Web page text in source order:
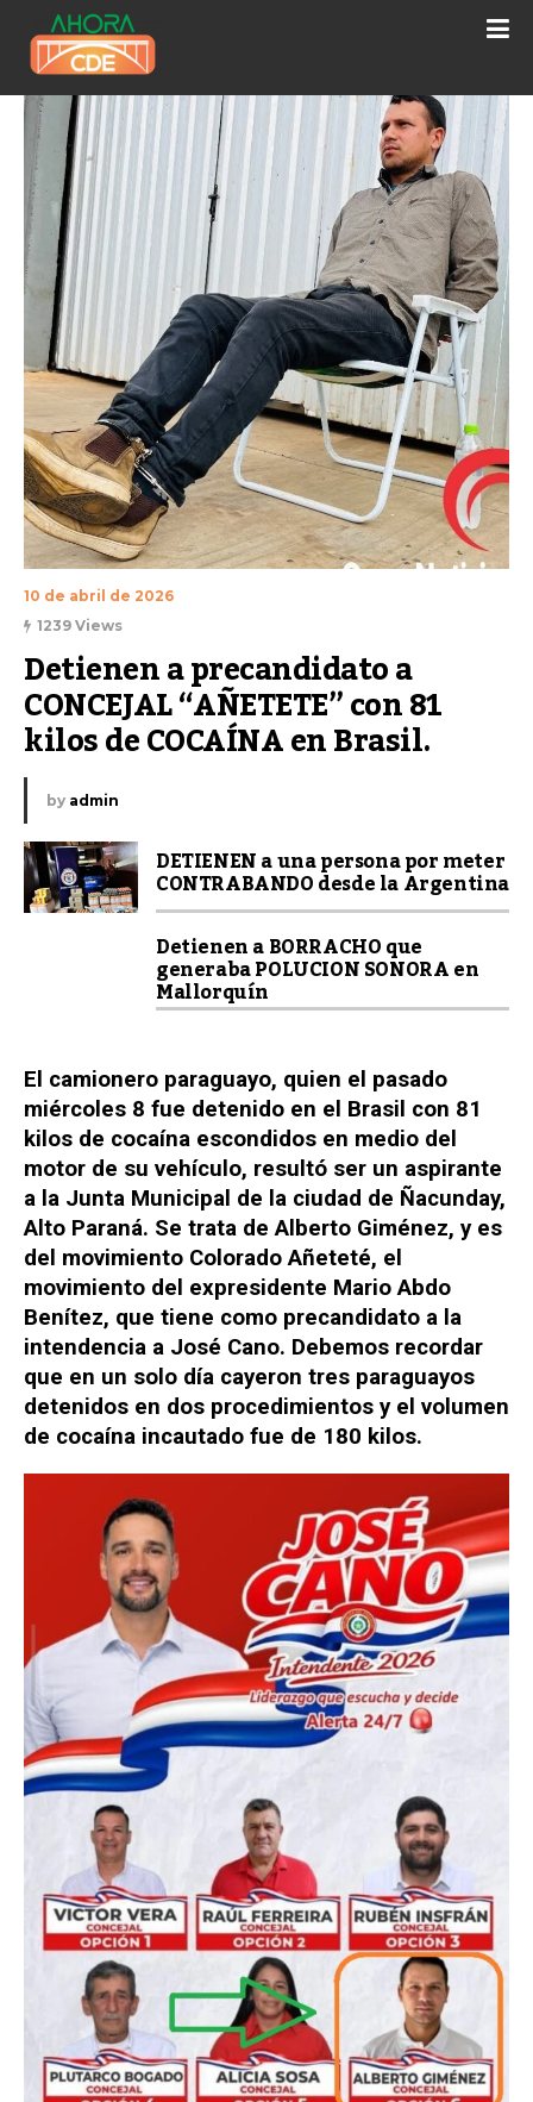
10 de abril de 2026
1239 Views
Detienen a precandidato a
CONCEJAL “AÑETETE” con 81
kilos de COCAÍNA en Brasil.
by admin
DETIENEN a una persona por meter
CONTRABANDO desde la Argentina
Detienen a BORRACHO que
generaba POLUCION SONORA en
Mallorquín
El camionero paraguayo, quien el pasado
miércoles 8 fue detenido en el Brasil con 81
kilos de cocaína escondidos en medio del
motor de su vehículo, resultó ser un aspirante
a la Junta Municipal de la ciudad de Ñacunday,
Alto Paraná. Se trata de Alberto Giménez, y es
del movimiento Colorado Añeteté, el
movimiento del expresidente Mario Abdo
Benítez, que tiene como precandidato a la
intendencia a José Cano. Debemos recordar
que en un solo día cayeron tres paraguayos
detenidos en dos procedimientos y el volumen
de cocaína incautado fue de 180 kilos.